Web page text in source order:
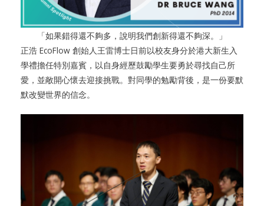
「如果錯得還不夠多，說明我們創新得還不夠深。」
正浩 EcoFlow 創始人王雷博士日前以校友身分於港大新生入
學禮擔任特別嘉賓，以自身經歷鼓勵學生要勇於尋找自己所
愛，並敞開心懷去迎接挑戰。對同學的勉勵背後，是一份要默
默改變世界的信念。